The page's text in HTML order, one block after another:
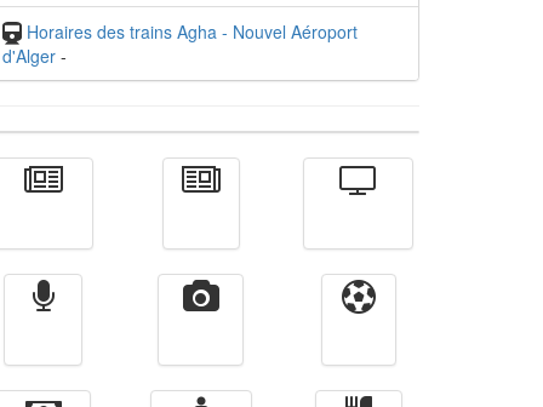
Horaires des trains Agha - Nouvel Aéroport
d'Alger -